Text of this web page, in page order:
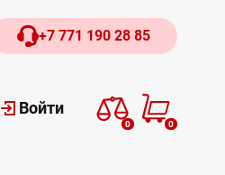
+7 771 190 28 85
Войти
0 0